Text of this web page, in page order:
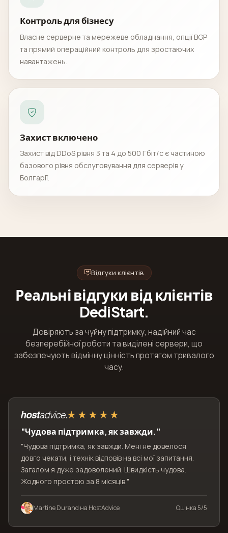
Контроль для бізнесу
Власне серверне та мережеве обладнання, опції BGP
та прямий операційний контроль для зростаючих
навантажень.
Захист включено
Захист від DDoS рівня 3 та 4 до 500 Гбіт/с є частиною
базового рівня обслуговування для серверів у
Болгарії.
Відгуки клієнтів
Реальні відгуки від клієнтів
DediStart.
Довіряють за чуйну підтримку, надійний час
безперебійної роботи та виділені сервери, що
забезпечують відмінну цінність протягом тривалого
часу.
"Чудова підтримка, як завжди."
"Чудова підтримка, як завжди. Мені не довелося
довго чекати, і технік відповів на всі мої запитання.
Загалом я дуже задоволений. Швидкість чудова.
Жодного простою за 8 місяців."
Martine Durand на HostAdvice Оцінка 5/5